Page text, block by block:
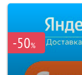
-50%